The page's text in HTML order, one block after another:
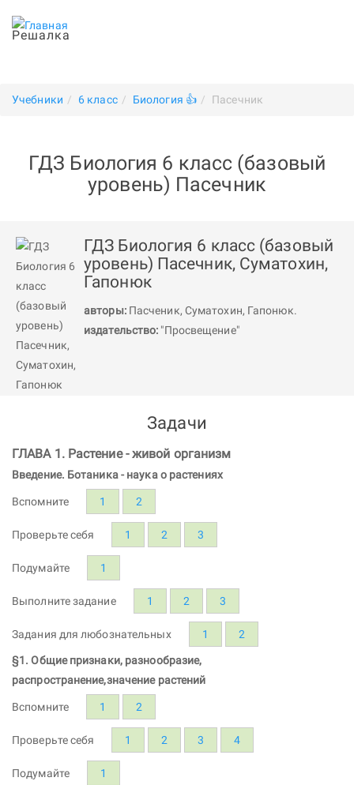
Решалка
Учебники 6 класс Биология 👍 Пасечник
ГДЗ Биология 6 класс (базовый
уровень) Пасечник
ГДЗ Биология 6 класс (базовый
уровень) Пасечник, Суматохин,
Гапонюк
авторы: Пасченик, Суматохин, Гапонюк.
издательство: "Просвещение"
Задачи
ГЛАВА 1. Растение - живой организм
Введение. Ботаника - наука о растениях
Вспомните 1 2
Проверьте себя 1 2 3
Подумайте 1
Выполните задание 1 2 3
Задания для любознательных 1 2
§1. Общие признаки, разнообразие,
распространение,значение растений
Вспомните 1 2
Проверьте себя 1 2 3 4
Подумайте 1